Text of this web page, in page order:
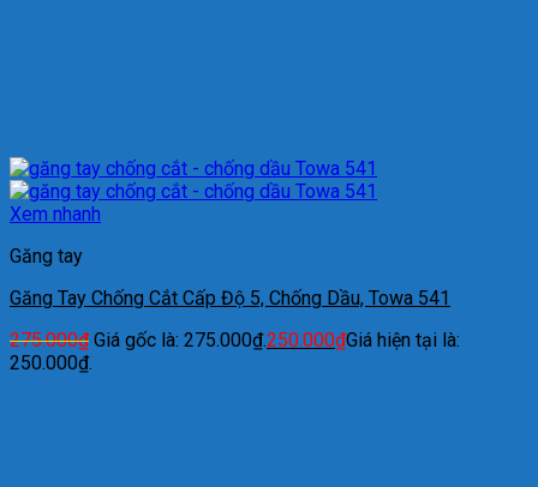
Xem nhanh
Găng tay
Găng Tay Chống Cắt Cấp Độ 5, Chống Dầu, Towa 541
275.000₫ Giá gốc là: 275.000₫.250.000₫Giá hiện tại là:
250.000₫.